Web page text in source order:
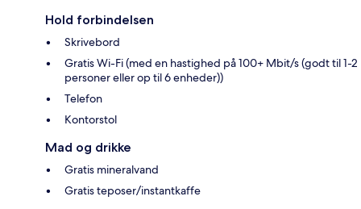
Hold forbindelsen
Skrivebord
Gratis Wi-Fi (med en hastighed på 100+ Mbit/s (godt til 1-2
personer eller op til 6 enheder))
Telefon
Kontorstol
Mad og drikke
Gratis mineralvand
Gratis teposer/instantkaffe